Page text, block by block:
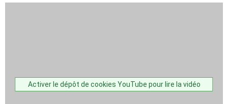
Activer le dépôt de cookies YouTube pour lire la vidéo